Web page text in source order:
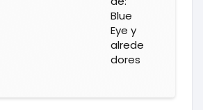
Blue
Eye y
alrede
dores